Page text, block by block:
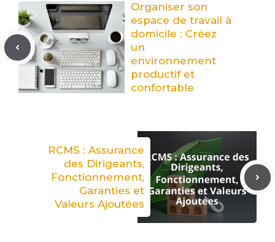
Organiser son
espace de travail à
domicile : Créez
un
environnement
productif et
confortable
RCMS : Assurance
des Dirigeants,
Fonctionnement,
Garanties et
Valeurs Ajoutées